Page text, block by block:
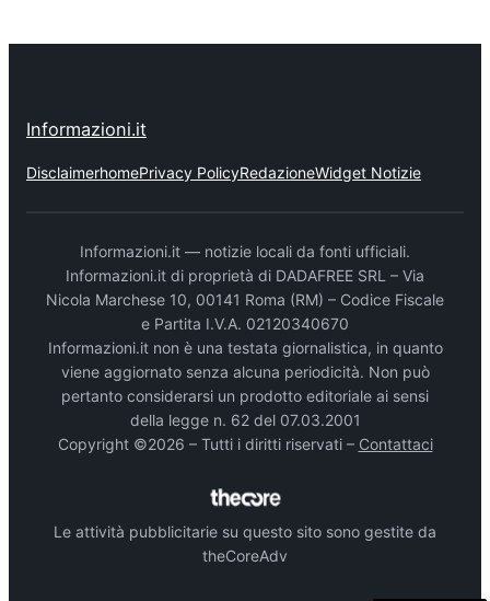
Informazioni.it
DisclaimerhomePrivacy PolicyRedazioneWidget Notizie
Informazioni.it — notizie locali da fonti ufficiali.
Informazioni.it di proprietà di DADAFREE SRL – Via
Nicola Marchese 10, 00141 Roma (RM) – Codice Fiscale
e Partita I.V.A. 02120340670
Informazioni.it non è una testata giornalistica, in quanto
viene aggiornato senza alcuna periodicità. Non può
pertanto considerarsi un prodotto editoriale ai sensi
della legge n. 62 del 07.03.2001
Copyright ©2026 – Tutti i diritti riservati – Contattaci
Le attività pubblicitarie su questo sito sono gestite da
theCoreAdv